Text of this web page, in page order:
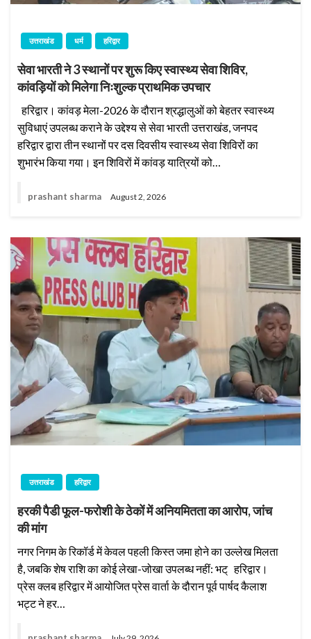
उत्तराखंड धर्म हरिद्वार
सेवा भारती ने 3 स्थानों पर शुरू किए स्वास्थ्य सेवा शिविर,
कांवड़ियों को मिलेगा निःशुल्क प्राथमिक उपचार
हरिद्वार। कांवड़ मेला-2026 के दौरान श्रद्धालुओं को बेहतर स्वास्थ्य
सुविधाएं उपलब्ध कराने के उद्देश्य से सेवा भारती उत्तराखंड, जनपद
हरिद्वार द्वारा तीन स्थानों पर दस दिवसीय स्वास्थ्य सेवा शिविरों का
शुभारंभ किया गया। इन शिविरों में कांवड़ यात्रियों को…
prashant sharma August 2, 2026
उत्तराखंड हरिद्वार
हरकी पैडी फूल-फरोशी के ठेकों में अनियमितता का आरोप, जांच
की मांग
नगर निगम के रिकॉर्ड में केवल पहली किस्त जमा होने का उल्लेख मिलता
है, जबकि शेष राशि का कोई लेखा-जोखा उपलब्ध नहीं: भट् हरिद्वार।
प्रेस क्लब हरिद्वार में आयोजित प्रेस वार्ता के दौरान पूर्व पार्षद कैलाश
भट्ट ने हर…